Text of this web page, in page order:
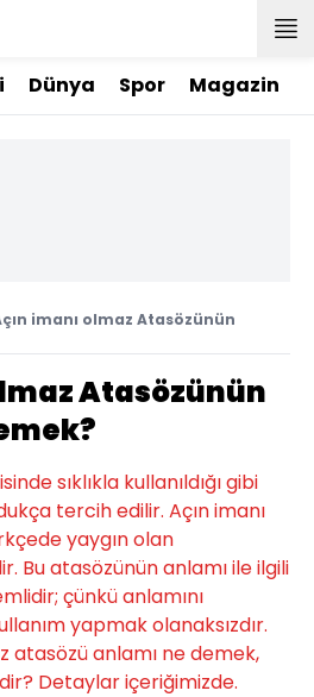
Dünya Spor Magazin
imanı olmaz Atasözünün
Atasözünün
sıklıkla kullanıldığı gibi
tercih edilir. Açın imanı
yaygın olan
Bu atasözünün anlamı ile ilgili
çünkü anlamını
yapmak olanaksızdır.
atasözü anlamı ne demek,
Detaylar içeriğimizde.